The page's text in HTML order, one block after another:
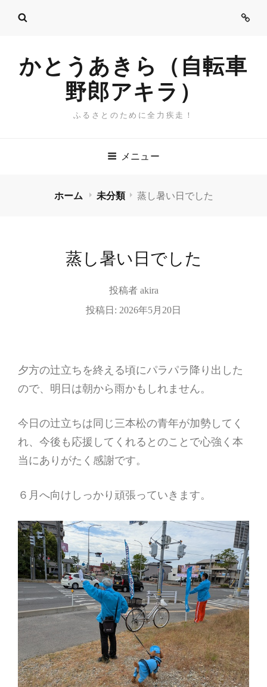
ご
かとうあきら（自転車
野郎アキラ）
ふるさとのために全力疾走！
メニュー
ホーム 未分類 蒸し暑い日でした
蒸し暑い日でした
投稿者 akira
投稿日: 2026年5月20日
夕方の辻立ちを終える頃にパラパラ降り出した
ので、明日は朝から雨かもしれません。
今日の辻立ちは同じ三本松の青年が加勢してく
れ、今後も応援してくれるとのことで心強く本
当にありがたく感謝です。
６月へ向けしっかり頑張っていきます。